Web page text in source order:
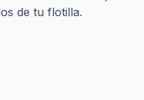
de tu flotilla.